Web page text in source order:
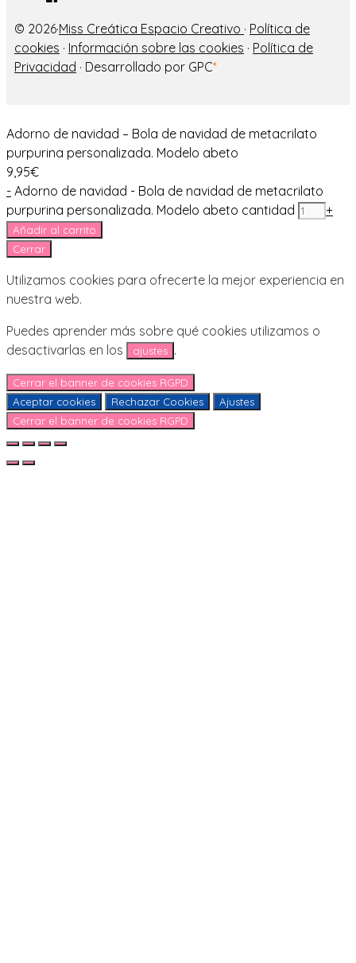
© 2026·Miss Creática Espacio Creativo · Política de
cookies · Información sobre las cookies · Política de
Privacidad · Desarrollado por GPC*
Adorno de navidad – Bola de navidad de metacrilato
purpurina personalizada. Modelo abeto
9,95€
- Adorno de navidad - Bola de navidad de metacrilato
purpurina personalizada. Modelo abeto cantidad
+
Añadir al carrito
Cerrar
Utilizamos cookies para ofrecerte la mejor experiencia en
nuestra web.
Puedes aprender más sobre qué cookies utilizamos o
desactivarlas en los
ajustes .
Cerrar el banner de cookies RGPD
Aceptar cookies
Rechazar Cookies
Ajustes
Cerrar el banner de cookies RGPD